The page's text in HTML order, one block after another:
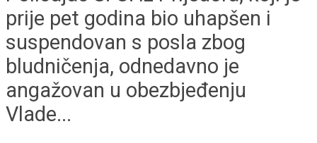
prije pet godina bio uhapšen i
suspendovan s posla zbog
bludničenja, odnedavno je
angažovan u obezbjeđenju
Vlade...